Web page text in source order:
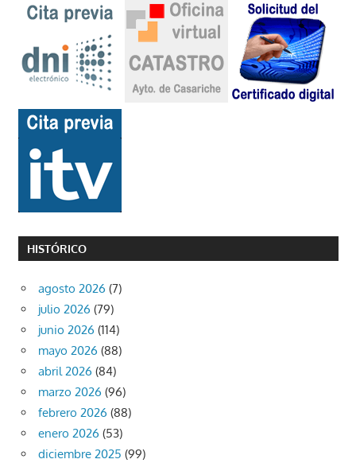
HISTÓRICO
agosto 2026 (7)
julio 2026 (79)
junio 2026 (114)
mayo 2026 (88)
abril 2026 (84)
marzo 2026 (96)
febrero 2026 (88)
enero 2026 (53)
diciembre 2025 (99)